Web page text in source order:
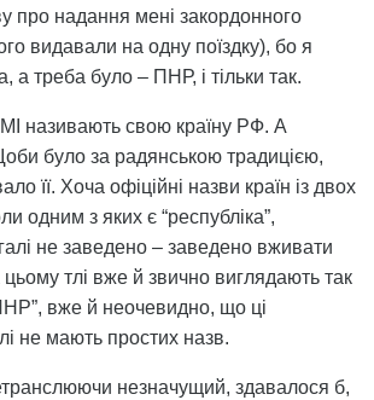
про надання мені закордонного
видавали на одну поїздку), бо я
а треба було – ПНР, і тільки так.
ЗМІ називають свою країну РФ. А
було за радянською традицією,
її. Хоча офіційні назви країн із двох
одним з яких є “республіка”,
не заведено – заведено вживати
тлі вже й звично виглядають так
вже й неочевидно, що ці
не мають простих назв.
незначущий, здавалося б,